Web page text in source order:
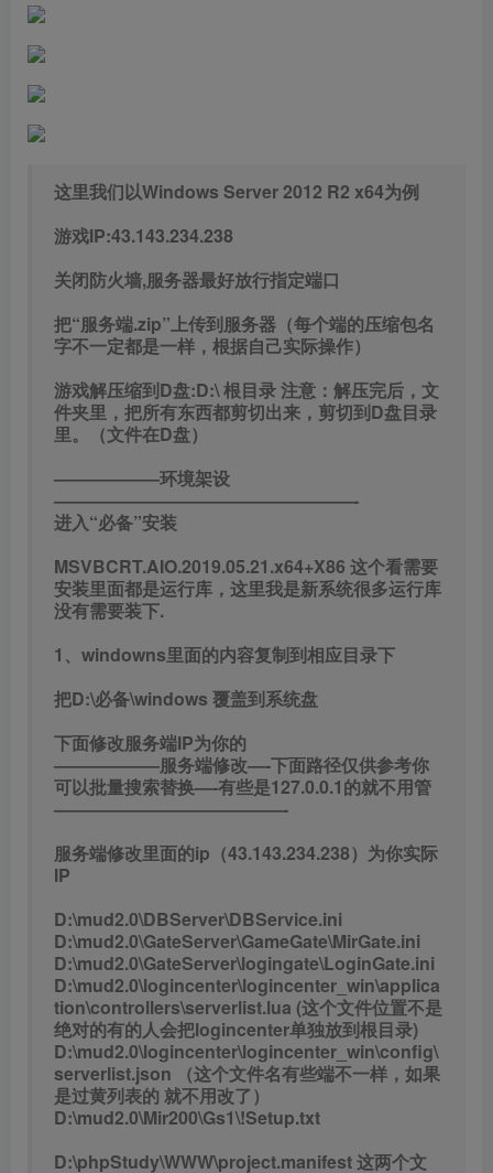
这里我们以Windows Server 2012 R2 x64为例
游戏IP:43.143.234.238
关闭防火墙,服务器最好放行指定端口
把“服务端.zip”上传到服务器（每个端的压缩包名
字不一定都是一样，根据自己实际操作）
游戏解压缩到D盘:D:\ 根目录 注意：解压完后，文
件夹里，把所有东西都剪切出来，剪切到D盘目录
里。（文件在D盘）
——————环境架设
—————————————————-
进入“必备”安装
MSVBCRT.AIO.2019.05.21.x64+X86 这个看需要
安装里面都是运行库，这里我是新系统很多运行库
没有需要装下.
1、windowns里面的内容复制到相应目录下
把D:\必备\windows 覆盖到系统盘
下面修改服务端IP为你的
——————服务端修改—-下面路径仅供参考你
可以批量搜索替换—-有些是127.0.0.1的就不用管
—————————————-
服务端修改里面的ip（43.143.234.238）为你实际
IP
D:\mud2.0\DBServer\DBService.ini
D:\mud2.0\GateServer\GameGate\MirGate.ini
D:\mud2.0\GateServer\logingate\LoginGate.ini
D:\mud2.0\logincenter\logincenter_win\applica
tion\controllers\serverlist.lua (这个文件位置不是
绝对的有的人会把logincenter单独放到根目录)
D:\mud2.0\logincenter\logincenter_win\config\
serverlist.json （这个文件名有些端不一样，如果
是过黄列表的 就不用改了）
D:\mud2.0\Mir200\Gs1\!Setup.txt
D:\phpStudy\WWW\project.manifest 这两个文